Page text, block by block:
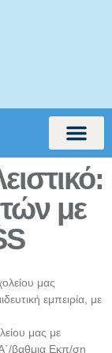
με
μας
εμπειρία, με
μας με
βαθμια Εκπ/ση